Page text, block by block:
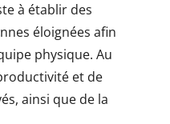
à établir des
éloignées afin
physique. Au
et de
ainsi que de la